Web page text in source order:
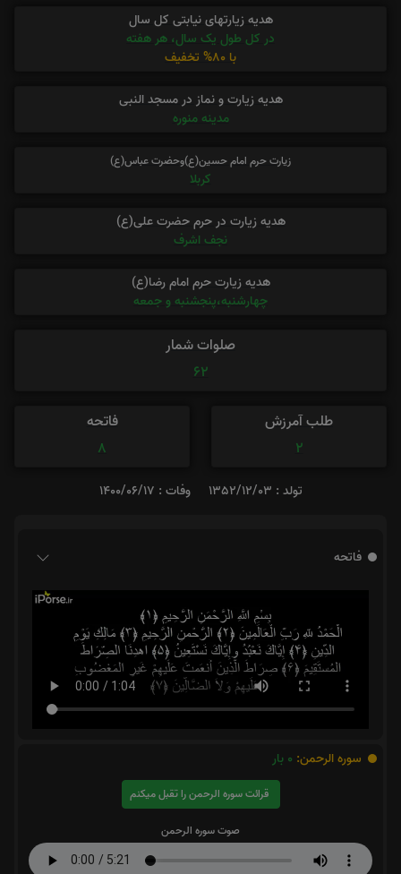
هدیه زیارتهای نیابتی کل سال
در کل طول یک سال، هر هفته
با 80% تخفیف
هدیه زیارت و نماز در مسجد النبی
مدینه منوره
زیارت حرم امام حسین(ع)وحضرت عباس(ع)
کربلا
هدیه زیارت در حرم حضرت علی(ع)
نجف اشرف
هدیه زیارت حرم امام رضا(ع)
چهارشنبه،پنجشنبه و جمعه
صلوات شمار
62
طلب آمرزش
2
فاتحه
8
تولد : 1352/12/03 وفات : 1400/06/17
فاتحه
سوره الرحمن: 0 بار
قرائت سوره الرحمن را تقبل میکنم
صوت سوره الرحمن